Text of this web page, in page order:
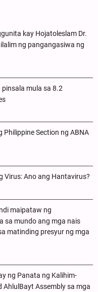
kay Hojatoleslam Dr.
ng pangangasiwa ng
mula sa 8.2
Philippine Section ng ABNA
Virus: Ano ang Hantavirus?
maipataw ng
sa mundo ang mga nais
matinding presyur ng mga
ng Panata ng Kalihim-
AhlulBayt Assembly sa mga